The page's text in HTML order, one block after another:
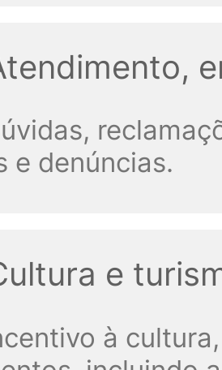
e denúncias.
e
à